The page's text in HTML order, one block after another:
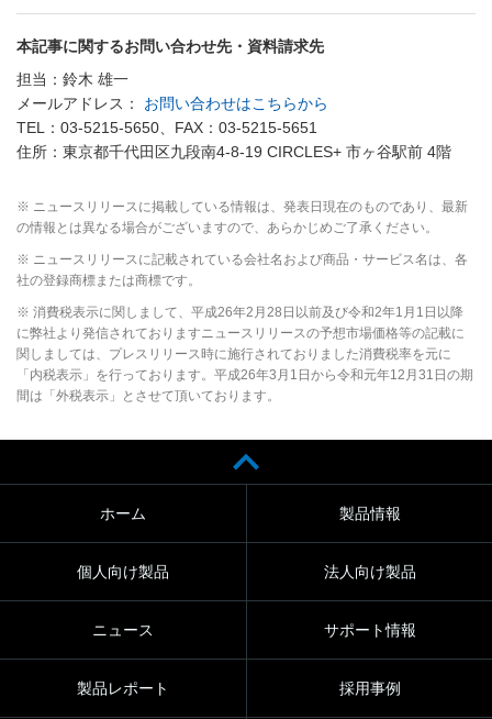
本記事に関するお問い合わせ先・資料請求先
担当：鈴木 雄一
メールアドレス： お問い合わせはこちらから
TEL：03-5215-5650、FAX：03-5215-5651
住所：東京都千代田区九段南4-8-19 CIRCLES+ 市ヶ谷駅前 4階
※ ニュースリリースに掲載している情報は、発表日現在のものであり、最新
の情報とは異なる場合がございますので、あらかじめご了承ください。
※ ニュースリリースに記載されている会社名および商品・サービス名は、各
社の登録商標または商標です。
※ 消費税表示に関しまして、平成26年2月28日以前及び令和2年1月1日以降
に弊社より発信されておりますニュースリリースの予想市場価格等の記載に
関しましては、プレスリリース時に施行されておりました消費税率を元に
「内税表示」を行っております。平成26年3月1日から令和元年12月31日の期
間は「外税表示」とさせて頂いております。
ホーム 製品情報
個人向け製品 法人向け製品
ニュース サポート情報
製品レポート 採用事例